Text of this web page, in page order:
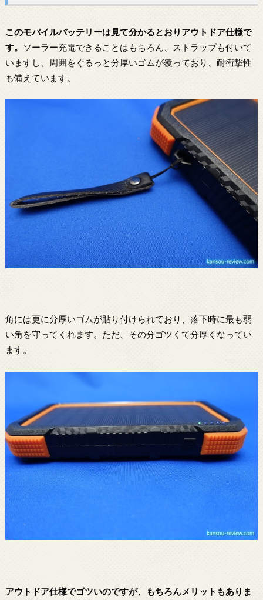
このモバイルバッテリーは見て分かるとおりアウトドア仕様で
す。
ソーラー充電できることはもちろん、ストラップも付いて
いますし、周囲をぐるっと分厚いゴムが覆っており、耐衝撃性
も備えています。
角には更に分厚いゴムが貼り付けられており、落下時に最も弱
い角を守ってくれます。ただ、その分ゴツくて分厚くなってい
ます。
アウトドア仕様でゴツいのですが、もちろんメリットもありま